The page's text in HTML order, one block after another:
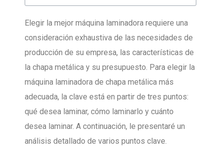
Elegir la mejor máquina laminadora requiere una
consideración exhaustiva de las necesidades de
producción de su empresa, las características de
la chapa metálica y su presupuesto. Para elegir la
máquina laminadora de chapa metálica más
adecuada, la clave está en partir de tres puntos:
qué desea laminar, cómo laminarlo y cuánto
desea laminar. A continuación, le presentaré un
análisis detallado de varios puntos clave.